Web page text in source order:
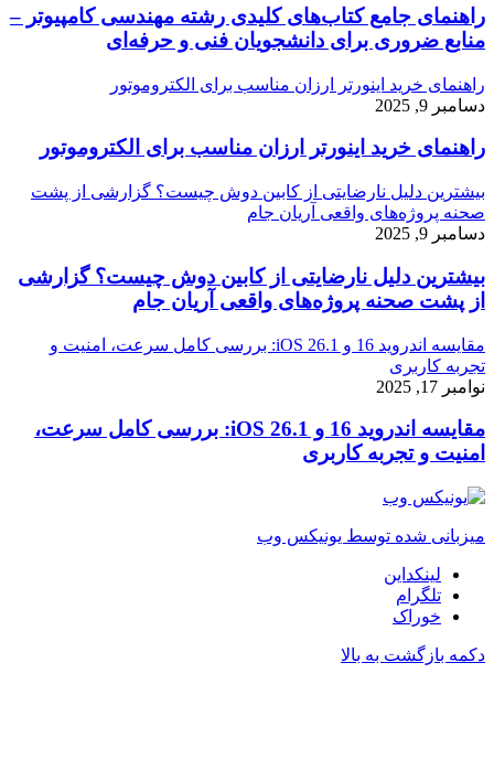
راهنمای جامع کتاب‌های کلیدی رشته مهندسی کامپیوتر –
منابع ضروری برای دانشجویان فنی و حرفه‌ای
راهنمای خرید اینورتر ارزان مناسب برای الکتروموتور
دسامبر 9, 2025
راهنمای خرید اینورتر ارزان مناسب برای الکتروموتور
بیشترین دلیل نارضایتی از کابین دوش چیست؟ گزارشی از پشت
صحنه پروژه‌های واقعی آریان جام
دسامبر 9, 2025
بیشترین دلیل نارضایتی از کابین دوش چیست؟ گزارشی
از پشت صحنه پروژه‌های واقعی آریان جام
مقایسه اندروید 16 و iOS 26.1: بررسی کامل سرعت، امنیت و
تجربه کاربری
نوامبر 17, 2025
مقایسه اندروید 16 و iOS 26.1: بررسی کامل سرعت،
امنیت و تجربه کاربری
میزبانی شده توسط یونیکس وب
لینکداین
تلگرام
خوراک
دکمه بازگشت به بالا